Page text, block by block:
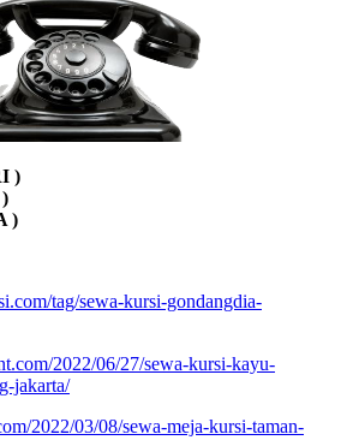
)
)
tag/sewa-kursi-gondangdia-
2022/06/27/sewa-kursi-kayu-
jakarta/
2022/03/08/sewa-meja-kursi-taman-